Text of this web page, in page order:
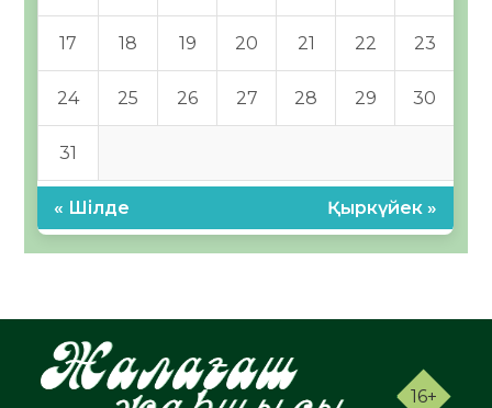
17 18 19 20 21 22 23
24 25 26 27 28 29 30
31
« Шілде Қыркүйек »
16+